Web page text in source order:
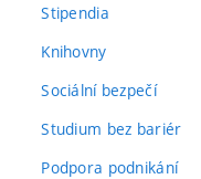
Stipendia
Knihovny(externí
Sociální bezpečí
Studium bez bariér
Podpora podnikání